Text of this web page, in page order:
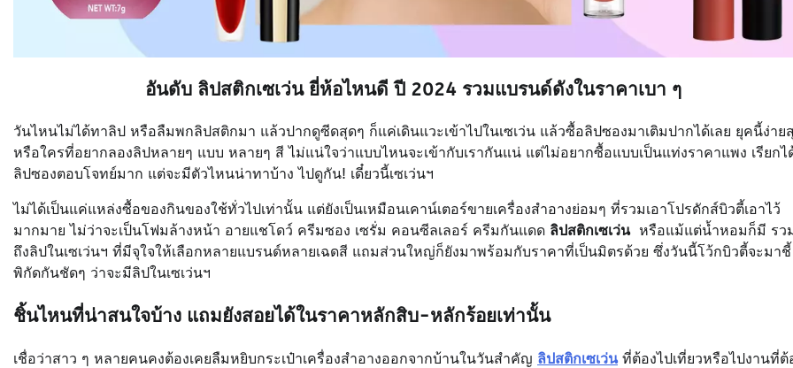
อันดับ ลิปสติกเซเว่น ยี่ห้อไหนดี ปี 2024 รวมแบรนด์ดังในราคาเบา ๆ
วันไหนไม่ได้ทาลิป หรือลืมพกลิปสติกมา แล้วปากดูซีดสุดๆ ก็แค่เดินแวะเข้าไปในเซเว่น แล้วซื้อลิปซองมาเติมปากได้เลย ยุคนี้ง่าย
หรือใครที่อยากลองลิปหลายๆ แบบ หลายๆ สี ไม่แน่ใจว่าแบบไหนจะเข้ากับเรากันแน่ แต่ไม่อยากซื้อแบบเป็นแท่งราคาแพง เรียกไ
ลิปซองตอบโจทย์มาก แต่จะมีตัวไหนน่าทาบ้าง ไปดูกัน! เดี๋ยวนี้เซเว่นฯ
ไม่ได้เป็นแค่แหล่งซื้อของกินของใช้ทั่วไปเท่านั้น แต่ยังเป็นเหมือนเคาน์เตอร์ขายเครื่องสำอางย่อมๆ ที่รวมเอาโปรดักส์บิวตี้เอาไว้
มากมาย ไม่ว่าจะเป็นโฟมล้างหน้า อายแชโดว์ ครีมซอง เซรั่ม คอนซีลเลอร์ ครีมกันแดด ลิปสติกเซเว่นหรือแม้แต่น้ำหอมก็มี รว
ถึงลิปในเซเว่นฯ ที่มีจุใจให้เลือกหลายแบรนด์หลายเฉดสี แถมส่วนใหญ่ก็ยังมาพร้อมกับราคาที่เป็นมิตรด้วย ซึ่งวันนี้โว้กบิวตี้จะมาชี้
พิกัดกันชัดๆ ว่าจะมีลิปในเซเว่นฯ
ชิ้นไหนที่น่าสนใจบ้าง แถมยังสอยได้ในราคาหลักสิบ-หลักร้อยเท่านั้น
เชื่อว่าสาว ๆ หลายคนคงต้องเคยลืมหยิบกระเป๋าเครื่องสำอางออกจากบ้านในวันสำคัญ ลิปสติกเซเว่นที่ต้องไปเที่ยวหรือไปงานที่ต้